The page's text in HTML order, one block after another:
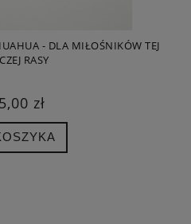
- DLA MIŁOŚNIKÓW TEJ
RASY
zł